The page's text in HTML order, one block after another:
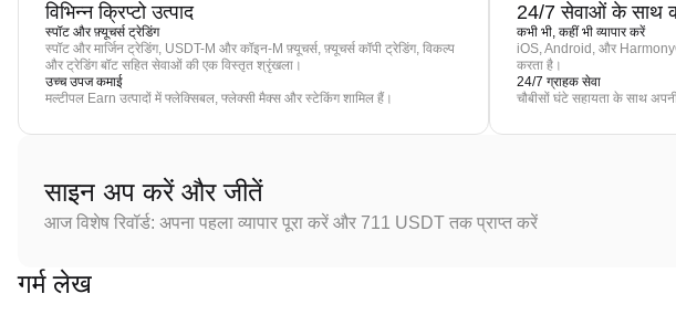
विभिन्न क्रिप्टो उत्पाद
स्पॉट और फ़्यूचर्स ट्रेडिंग
स्पॉट और मार्जिन ट्रेडिंग, USDT-M और कॉइन-M फ़्यूचर्स, फ़्यूचर्स कॉपी ट्रेडिंग, विकल्प
और ट्रेडिंग बॉट सहित सेवाओं की एक विस्तृत श्रृंखला।
उच्च उपज कमाई
मल्टीपल Earn उत्पादों में फ्लेक्सिबल, फ्लेक्सी मैक्स और स्टेकिंग शामिल हैं।
24/7 सेवाओं के साथ
कभी भी, कहीं भी व्यापार करें
iOS, Android, और
करता है।
24/7 ग्राहक सेवा
चौबीसों घंटे सहायता के साथ
साइन अप करें और जीतें
आज विशेष रिवॉर्ड: अपना पहला व्यापार पूरा करें और 711 USDT तक प्राप्त करें
गर्म लेख